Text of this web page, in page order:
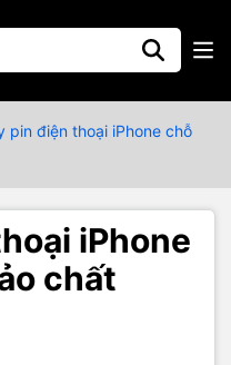
pin điện thoại iPhone chỗ
iPhone
chất